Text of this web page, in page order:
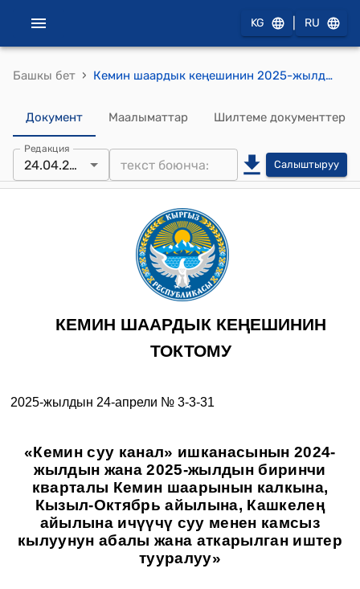
KG RU
Башкы бет › Кемин шаардык кеңешинин 2025-жылдын 24-апрели № 3-3-31 «Кемин суу канал» ишканасынын 2024-жылдын жана 2025-жылдын биринчи кварталы Кемин шаарынын калкына, Кызыл-Октябрь айылына, Кашкелең айылына ичүүчү суу менен камсыз кылуунун абалы жана аткарылган иштер тууралуу»
Документ Маалыматтар Шилтеме документтер
Редакция
24.04.2025 Салыштыруу